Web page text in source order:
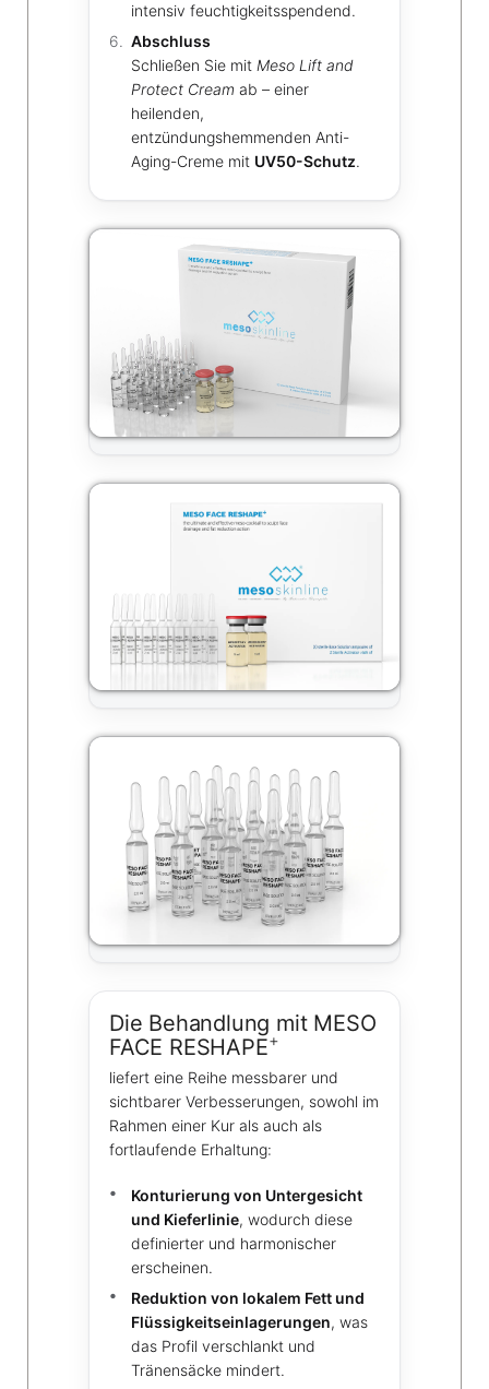
intensiv feuchtigkeitsspendend.
Abschluss
Schließen Sie mit Meso Lift and
Protect Cream ab – einer
heilenden,
entzündungshemmenden Anti-
Aging-Creme mit UV50-Schutz.
Die Behandlung mit MESO
FACE RESHAPE+
liefert eine Reihe messbarer und
sichtbarer Verbesserungen, sowohl im
Rahmen einer Kur als auch als
fortlaufende Erhaltung:
Konturierung von Untergesicht
und Kieferlinie, wodurch diese
definierter und harmonischer
erscheinen.
Reduktion von lokalem Fett und
Flüssigkeitseinlagerungen, was
das Profil verschlankt und
Tränensäcke mindert.